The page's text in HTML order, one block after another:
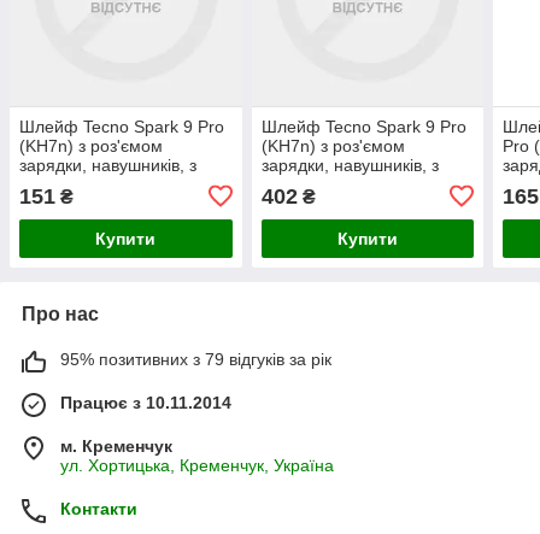
Шлейф Tecno Spark 9 Pro
(KH7n) з роз'ємом
зарядки, навушників, з
151 ₴
Купити
Шлейф Tecno Spark 9 Pro
(KH7n) з роз'ємом
зарядки, навушників, з
402₴
Купити
Pro
165
Про нас
95% позитивних з 79 відгуків за рік
Працює з 10.11.2014
м. Кременчук
ул. Хортицька, Кременчук, Україна
Контакти